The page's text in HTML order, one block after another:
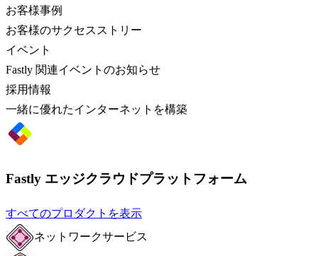
お客様事例
お客様のサクセスストリー
イベント
Fastly 関連イベントのお知らせ
採用情報
一緒に優れたインターネットを構築
Fastly エッジクラウドプラットフォーム
すべてのプロダクトを表示
ネットワークサービス